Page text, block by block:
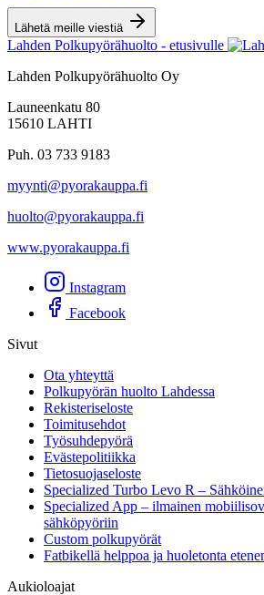
Lähetä meille viestiä
Lahden Polkupyörähuolto - etusivulle
Lahden Polkupyörähuolto Oy
Launeenkatu 80
15610 LAHTI
Puh. 03 733 9183
myynti@pyorakauppa.fi
huolto@pyorakauppa.fi
www.pyorakauppa.fi
Instagram
Facebook
Sivut
Ota yhteyttä
Polkupyörän huolto Lahdessa
Rekisteriseloste
Toimitusehdot
Työsuhdepyörä
Evästepolitiikka
Tietosuojaseloste
Specialized Turbo Levo R –
Specialized App – ilmainen
sähköpyöriin
Custom polkupyörät
Fatbikellä helppoa ja huoletonta
Aukioloajat